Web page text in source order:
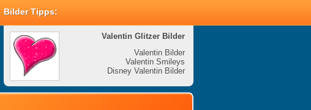
Bilder Tipps:
Valentin Glitzer Bilder
Valentin Bilder
Valentin Smileys
Disney Valentin Bilder